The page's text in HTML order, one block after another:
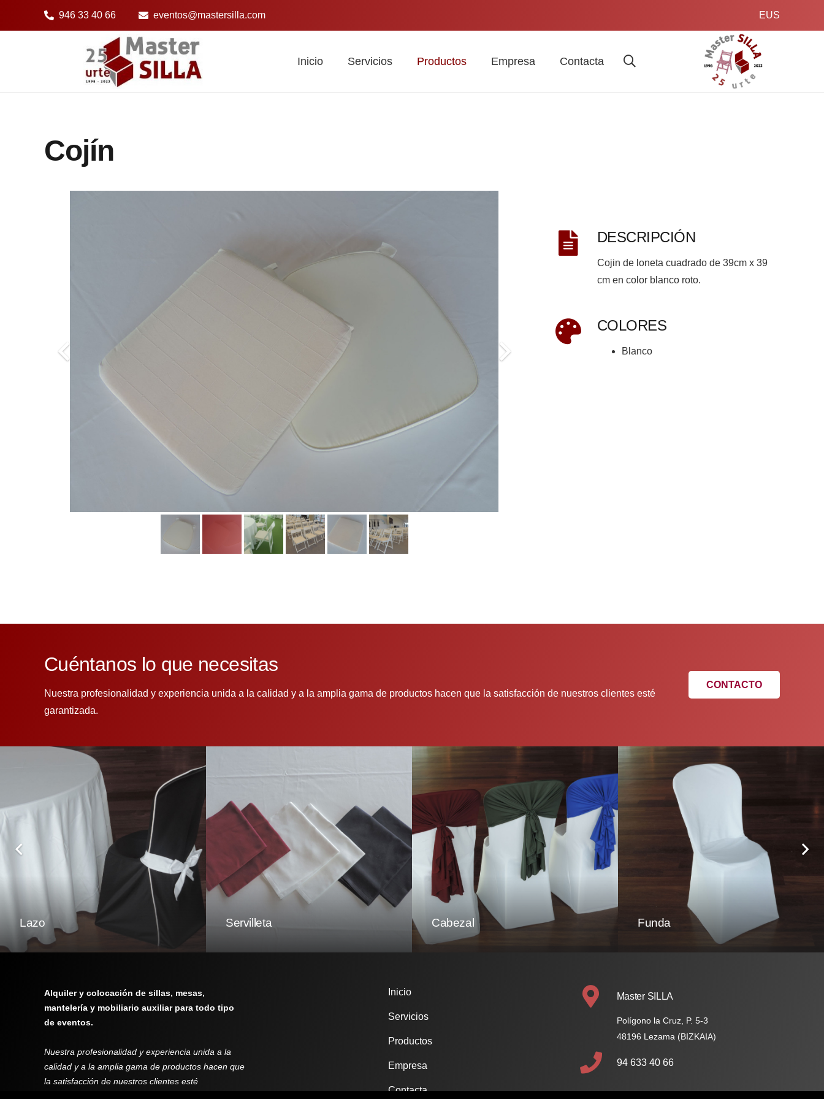
946 33 40 66 eventos@mastersilla.com EUS
Inicio Servicios Productos Empresa Contacta
Cojín
DESCRIPCIÓN
Cojin de loneta cuadrado de 39cm x 39
cm en color blanco roto.
COLORES
Blanco
Cuéntanos lo que necesitas
Nuestra profesionalidad y experiencia unida a la calidad y a la amplia gama de productos hacen que la satisfacción de nuestros clientes esté
garantizada.
CONTACTO
Lazo Servilleta Cabezal Funda
Alquiler y colocación de sillas, mesas,
mantelería y mobiliario auxiliar para todo tipo
de eventos.
Nuestra profesionalidad y experiencia unida a la
calidad y a la amplia gama de productos hacen que
la satisfacción de nuestros clientes esté
Inicio
Servicios
Productos
Empresa
Contacta
Master SILLA
Polígono la Cruz, P. 5-3
48196 Lezama (BIZKAIA)
94 633 40 66